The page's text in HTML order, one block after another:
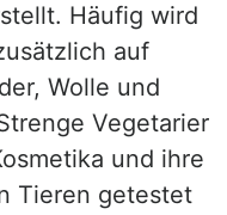
Häufig wird
auf
Wolle und
Vegetarier
und ihre
Tieren getestet